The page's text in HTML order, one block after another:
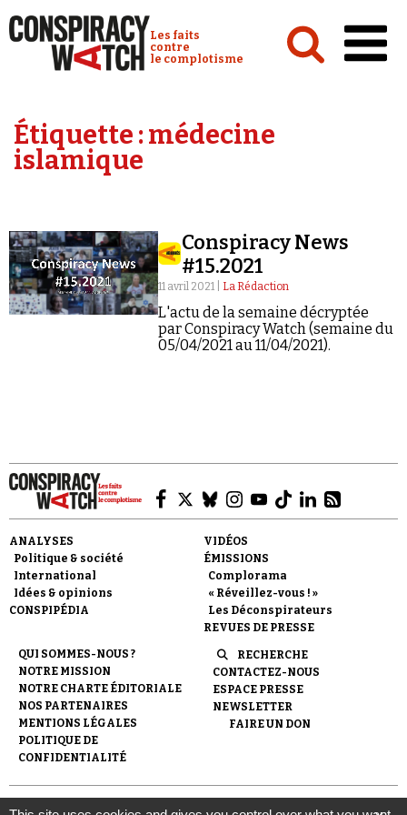
Conspiracy Watch :
Les faits
contre
le complotisme
Analyses
Émissions
Revues de presse
Faire un don
Demander à Vera
Étiquette :médecine
islamique
Conspiracy News
#15.2021
11 avril 2021 | La Rédaction
L'actu de la semaine décryptée
par Conspiracy Watch (semaine du
05/04/2021 au 11/04/2021).
ANALYSES
Politique & société
International
Idées & opinions
CONSPIPÉDIA
VIDÉOS
ÉMISSIONS
Complorama
« Réveillez-vous ! »
Les Déconspirateurs
REVUES DE PRESSE
QUI SOMMES-NOUS ?
NOTRE MISSION
NOTRE CHARTE ÉDITORIALE
NOS PARTENAIRES
MENTIONS LÉGALES
POLITIQUE DE
CONFIDENTIALITÉ
RECHERCHE
CONTACTEZ-NOUS
ESPACE PRESSE
NEWSLETTER
FAIRE UN DON
© 2007- 2026 Conspiracy Watch | Une réalisation de